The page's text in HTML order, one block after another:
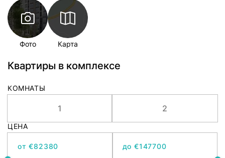
Фото Карта
Квартиры в комплексе
КОМНАТЫ
1 2
ЦЕНА
от € до €